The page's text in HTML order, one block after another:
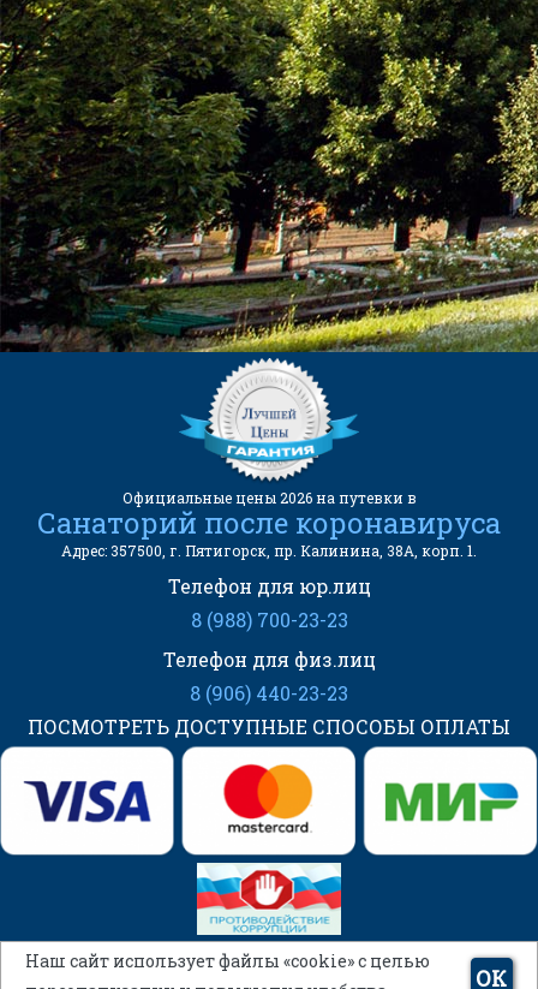
КОНТАКТЫ
ЕДИНОЙ СЛУЖБЫ БРОНИРОВАНИЯ:
8 (906) 440-23-23
kurortinfo@mail.ru
АДРЕС СЛУЖБЫ БРОНИРОВАНИЯ:
357500, г. Пятигорск, пр.
Калинина, 38А, корп. 1.
Официальные цены 2026 на путевки в
Санаторий после коронавируса
Адрес: 357500, г. Пятигорск, пр. Калинина, 38А, корп. 1.
Телефон для юр.лиц
8 (988) 700-23-23
Телефон для физ.лиц
8 (906) 440-23-23
ПОСМОТРЕТЬ ДОСТУПНЫЕ СПОСОБЫ ОПЛАТЫ
ОК
Наш сайт использует файлы «cookie» с целью